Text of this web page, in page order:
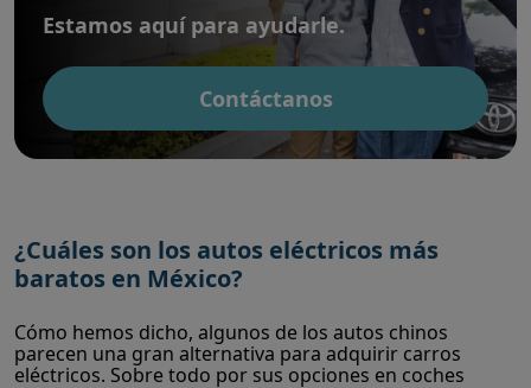
Estamos aquí para ayudarle.
Contáctanos
¿Cuáles son los autos eléctricos más
baratos en México?
Cómo hemos dicho, algunos de los autos chinos
parecen una gran alternativa para adquirir carros
eléctricos. Sobre todo por sus opciones en coches